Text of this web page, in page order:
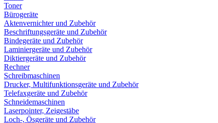
Toner
Bürogeräte
Aktenvernichter und Zubehör
Beschriftungsgeräte und Zubehör
Bindegeräte und Zubehör
Laminiergeräte und Zubehör
Diktiergeräte und Zubehör
Rechner
Schreibmaschinen
Drucker, Multifunktionsgeräte und Zubehör
Telefaxgeräte und Zubehör
Schneidemaschinen
Laserpointer, Zeigestäbe
Loch-, Ösgeräte und Zubehör